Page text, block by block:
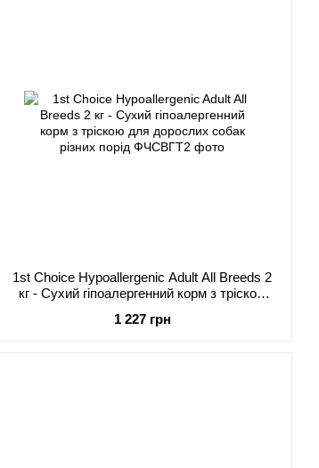
1st Choice Hypoallergenic Adult All Breeds 2
кг - Сухий гіпоалергенний корм з тріскою
1 227 грн